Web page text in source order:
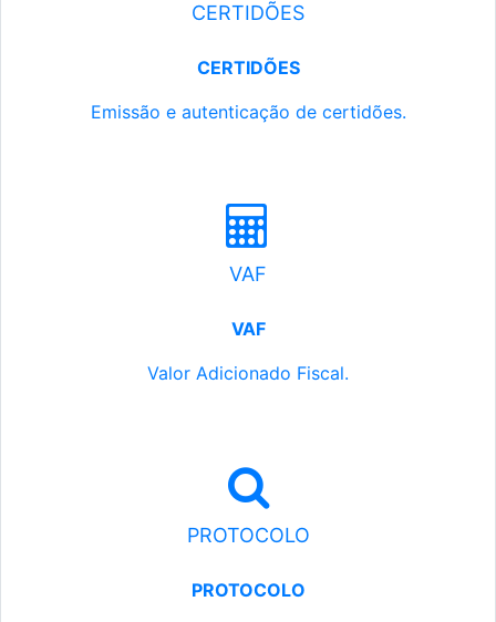
CERTIDÕES
CERTIDÕES
Emissão e autenticação de certidões.
VAF
VAF
Valor Adicionado Fiscal.
PROTOCOLO
PROTOCOLO